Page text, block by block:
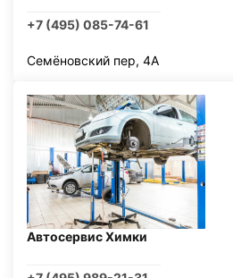
+7 (495) 085-74-61
Семёновский пер, 4А
Автосервис Химки